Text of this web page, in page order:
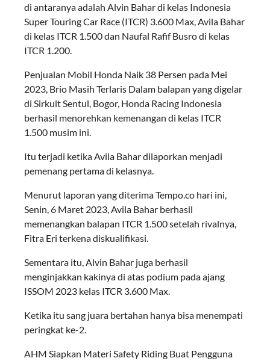
di antaranya adalah Alvin Bahar di kelas Indonesia
Super Touring Car Race (ITCR) 3.600 Max, Avila Bahar
di kelas ITCR 1.500 dan Naufal Rafif Busro di kelas
ITCR 1.200.
Penjualan Mobil Honda Naik 38 Persen pada Mei
2023, Brio Masih Terlaris Dalam balapan yang digelar
di Sirkuit Sentul, Bogor, Honda Racing Indonesia
berhasil menorehkan kemenangan di kelas ITCR
1.500 musim ini.
Itu terjadi ketika Avila Bahar dilaporkan menjadi
pemenang pertama di kelasnya.
Menurut laporan yang diterima Tempo.co hari ini,
Senin, 6 Maret 2023, Avila Bahar berhasil
memenangkan balapan ITCR 1.500 setelah rivalnya,
Fitra Eri terkena diskualifikasi.
Sementara itu, Alvin Bahar juga berhasil
menginjakkan kakinya di atas podium pada ajang
ISSOM 2023 kelas ITCR 3.600 Max.
Ketika itu sang juara bertahan hanya bisa menempati
peringkat ke-2.
AHM Siapkan Materi Safety Riding Buat Pengguna